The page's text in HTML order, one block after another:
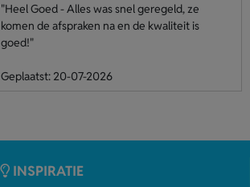
"Heel Goed - Alles was snel geregeld, ze
komen de afspraken na en de kwaliteit is
goed!"
Geplaatst: 20-07-2026
INSPIRATIE